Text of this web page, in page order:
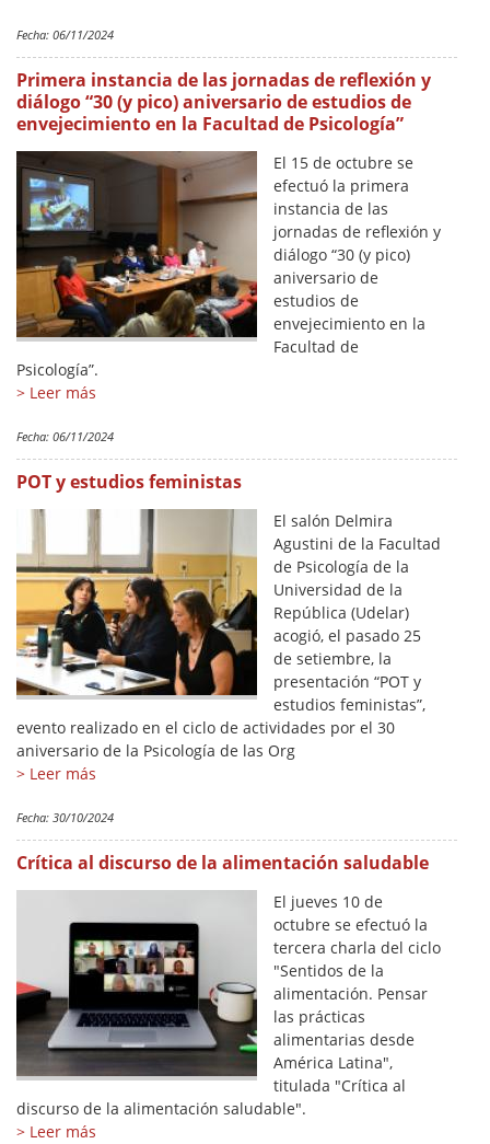
Fecha: 06/11/2024
Primera instancia de las jornadas de reflexión y
diálogo “30 (y pico) aniversario de estudios de
envejecimiento en la Facultad de Psicología”
El 15 de octubre se
efectuó la primera
instancia de las
jornadas de reflexión y
diálogo “30 (y pico)
aniversario de
estudios de
envejecimiento en la
Facultad de
Psicología”.
> Leer más
Fecha: 06/11/2024
POT y estudios feministas
El salón Delmira
Agustini de la Facultad
de Psicología de la
Universidad de la
República (Udelar)
acogió, el pasado 25
de setiembre, la
presentación “POT y
estudios feministas”,
evento realizado en el ciclo de actividades por el 30
aniversario de la Psicología de las Org
> Leer más
Fecha: 30/10/2024
Crítica al discurso de la alimentación saludable
El jueves 10 de
octubre se efectuó la
tercera charla del ciclo
"Sentidos de la
alimentación. Pensar
las prácticas
alimentarias desde
América Latina",
titulada "Crítica al
discurso de la alimentación saludable".
> Leer más